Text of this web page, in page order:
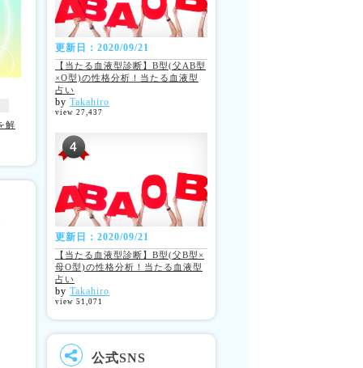
解
更新日：2020/09/21
【当たる血液型診断】B型(父AB型
×O型)の性格分析！当たる血液型
占い
by Takahiro
view 27,437
更新日：2020/09/21
【当たる血液型診断】B型(父B型×
母O型)の性格分析！当たる血液型
占い
by Takahiro
view 51,071
公式SNS